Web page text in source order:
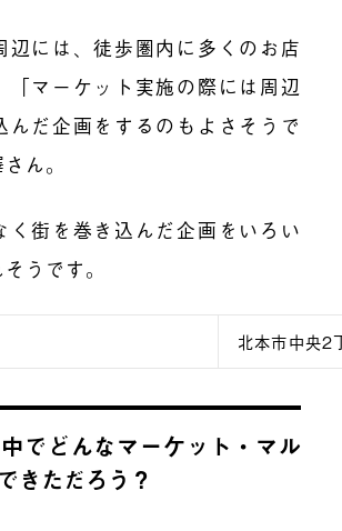
辺には、徒歩圏内に多くのお店
「マーケット実施の際には周辺
んだ企画をするのもよさそうで
ん。
く街を巻き込んだ企画をいろい
うです。
北本市中央2
でどんなマーケット・マル
きただろう？